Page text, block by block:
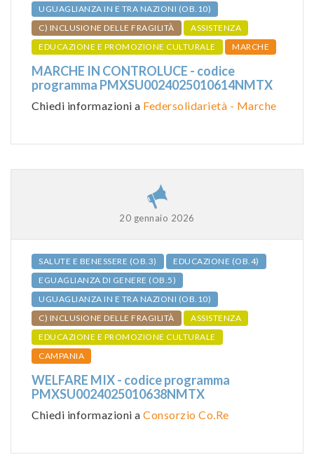
UGUAGLIANZA IN E TRA NAZIONI (OB.10)
C) INCLUSIONE DELLE FRAGILITÀ
ASSISTENZA
EDUCAZIONE E PROMOZIONE CULTURALE
MARCHE
MARCHE IN CONTROLUCE - codice
programma PMXSU0024025010614NMTX
Chiedi informazioni a Federsolidarietà - Marche
20 gennaio 2026
SALUTE E BENESSERE (OB.3)
EDUCAZIONE (OB.4)
EGUAGLIANZA DI GENERE (OB.5)
UGUAGLIANZA IN E TRA NAZIONI (OB.10)
C) INCLUSIONE DELLE FRAGILITÀ
ASSISTENZA
EDUCAZIONE E PROMOZIONE CULTURALE
CAMPANIA
WELFARE MIX - codice programma
PMXSU0024025010638NMTX
Chiedi informazioni a Consorzio Co.Re